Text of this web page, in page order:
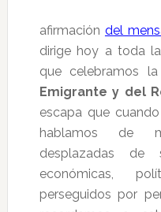
afirmación del
dirige hoy a toda
que celebramos
Emigrante y del
escapa que
hablamos de
desplazadas
económicas,
perseguidos por